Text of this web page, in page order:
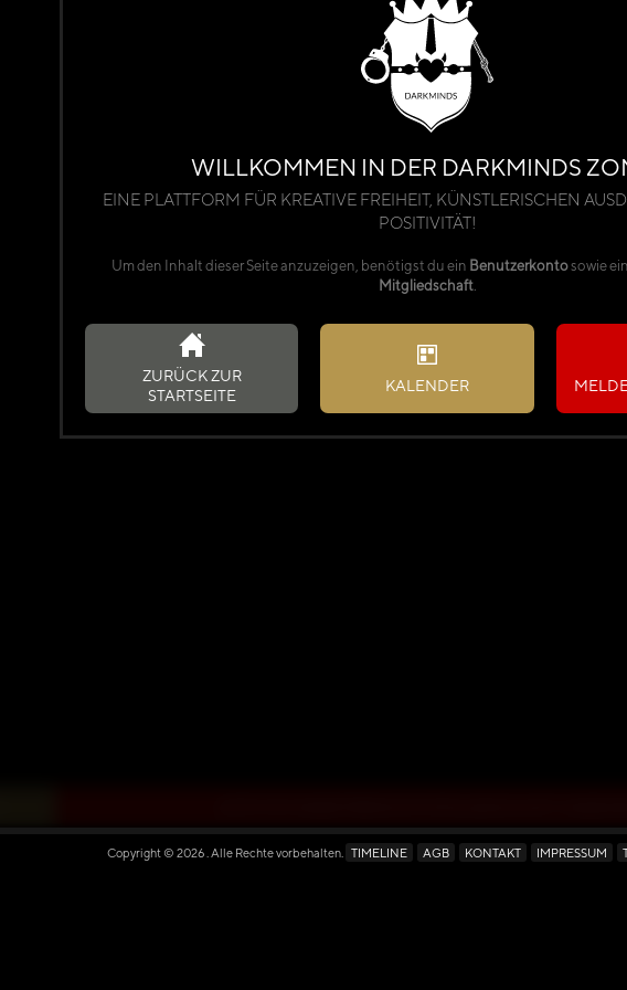
WILLKOMMEN IN DER DARKMINDS
EINE PLATTFORM FÜR KREATIVE FREIHEIT, KÜNSTLERISCHEN
POSITIVITÄT!
Um den Inhalt dieser Seite anzuzeigen, benötigst du ein Benutzerkontosowie
Mitgliedschaft.
ZURÜCK ZUR
STARTSEITE
KALENDER
Copyright © 2026 . Alle Rechte vorbehalten. TIMELINE AGB KONTAKT IMPRESSUM